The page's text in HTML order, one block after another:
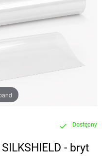
check Dostępny
- bryt